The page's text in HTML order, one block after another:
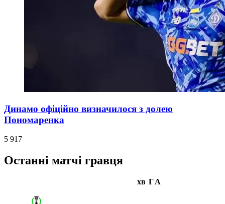
Динамо офіційно визначилося з долею
Пономаренка
5 917
Останні матчі гравця
хв ГА